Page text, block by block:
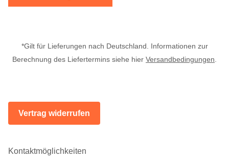
*Gilt für Lieferungen nach Deutschland. Informationen zur
Berechnung des Liefertermins siehe hier Versandbedingungen
Vertrag widerrufen
Kontaktmöglichkeiten